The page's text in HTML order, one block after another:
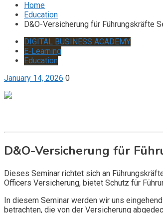
Home
Education
D&O-Versicherung für Führungskräfte
DIGITAL BUSINESS ACADEMY
E-Learning
Education
January 14, 2026 0
D&O-Versicherung für
Dieses Seminar richtet sich an
Officers Versicherung, bietet Schutz für
In diesem Seminar werden wir uns
betrachten, die von der Versicherung